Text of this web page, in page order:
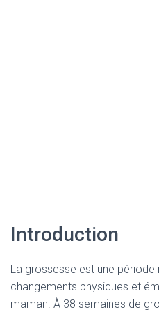
Introduction
La grossesse est une
changements physiques et
maman. À 38 semaines de